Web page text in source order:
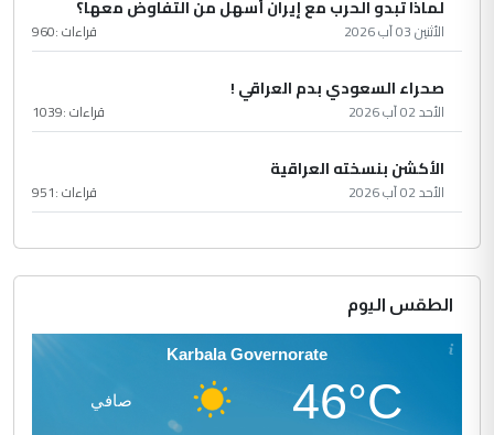
لماذا تبدو الحرب مع إيران أسهل من التفاوض معها؟
الأثنين 03 آب 2026 قراءات :960
صحراء السعودي بدم العراقي !
الأحد 02 آب 2026 قراءات :1039
الأكشن بنسخته العراقية
الأحد 02 آب 2026 قراءات :951
الطقس اليوم
Karbala Governorate
46°C صافي